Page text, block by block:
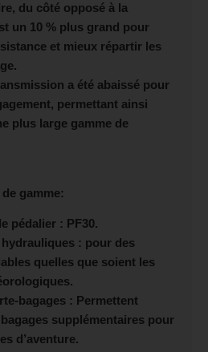
du côté opposé à la
un 10 % plus grand pour
et mieux répartir les
a été abaissé pour
permettant ainsi
plus large gamme de
gamme:
pédalier : PF30.
: pour des
quelles que soient les
bagages : Permettent
supplémentaires pour
d’aventure.